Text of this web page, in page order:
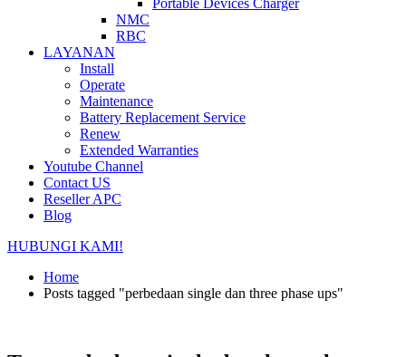
NMC
RBC
LAYANAN
Install
Operate
Maintenance
Battery Replacement Service
Renew
Extended Warranties
Youtube Channel
Contact US
Reseller APC
Blog
HUBUNGI KAMI!
Home
Posts tagged "perbedaan single dan three phase ups"